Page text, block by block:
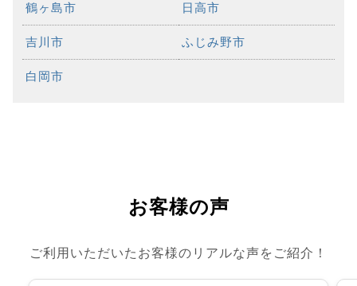
鶴ヶ島市 日高市
吉川市 ふじみ野市
白岡市
お客様の声
ご利用いただいたお客様のリアルな声をご紹介！